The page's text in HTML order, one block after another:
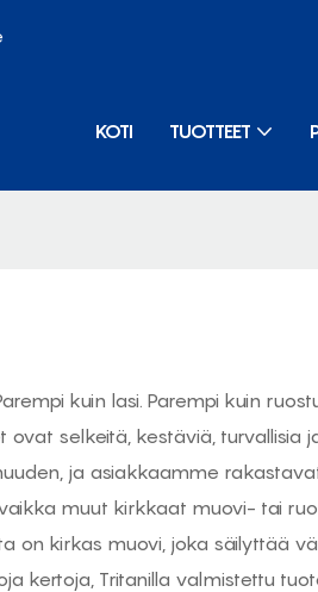
KOTI TUOTTEET
kuin lasi. Parempi kuin
selkeitä, kestäviä,
ja asiakkaamme
muut kirkkaat muovi- tai
on kirkas muovi, joka säilyttää
kertoja, Tritanilla valmistettu